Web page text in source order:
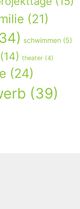
(21)
schwimmen (5)
(14) theater (4)
(24)
(39)